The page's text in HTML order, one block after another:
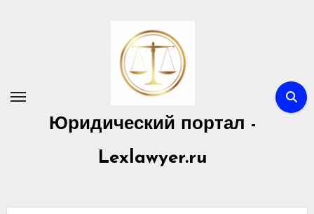
Юридический портал -
Lexlawyer.ru